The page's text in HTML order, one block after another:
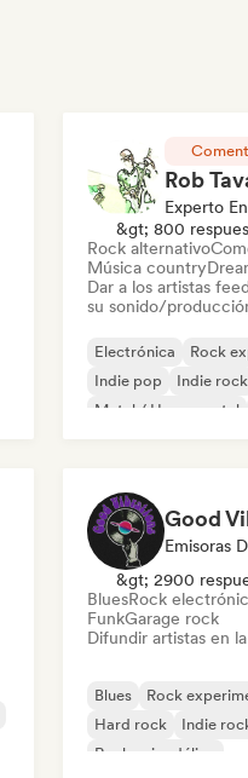
Experto
&gt; 800
Rock alternativo
Música country
Dar a los artistas
su sonido/
Electrónica Rock
Indie pop
Indie rock
Metal / Heavy metal
Good
Emisoras
&gt; 2900
BluesRock
FunkGarage rock
Difundir artistas en
Blues Rock
Hard rock
Indie
Rock psicodélico